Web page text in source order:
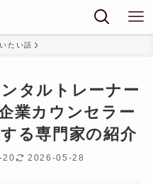
たい話
タルトレーナー
業カウンセラー
る専門家の紹介
20 2026-05-28